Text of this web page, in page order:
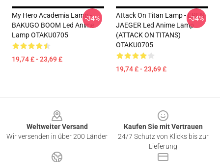
My Hero Academia Lamp -
BAKUGO BOOM Led Anime
Lamp OTAKU0705
19,74 £ - 23,69 £
-34%
Attack On Titan Lamp - EREN
JAEGER Led Anime Lamp
(ATTACK ON TITANS)
OTAKU0705
19,74 £ - 23,69 £
-34%
Weltweiter Versand
Wir versenden in über 200 Länder
Kaufen Sie mit Vertrauen
24/7 Schutz von Klicks bis zur
Lieferung